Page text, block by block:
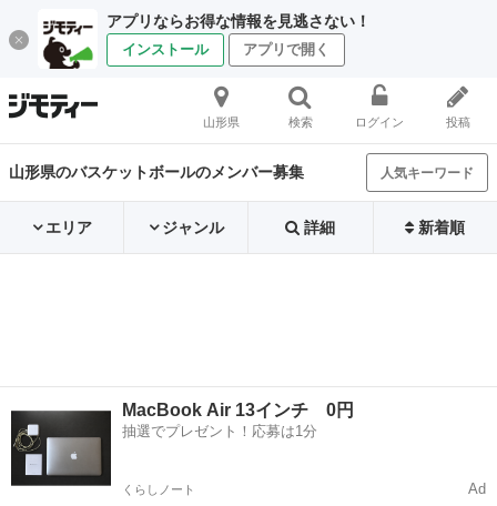
アプリならお得な情報を見逃さない！
インストール アプリで開く
山形県 検索 ログイン 投稿
山形県のバスケットボールのメンバー募集 人気キーワード
エリア ジャンル 詳細 新着順
MacBook Air 13インチ 0円
抽選でプレゼント！応募は1分
くらしノート Ad